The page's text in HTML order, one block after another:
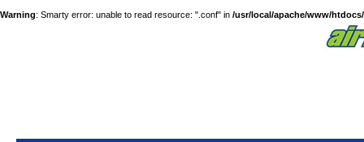
Warning: Smarty error: unable to read resource: ".conf" in /usr/local/apache/www/